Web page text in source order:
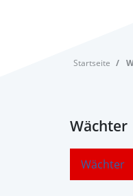
Startseite
Wächter
Wächter